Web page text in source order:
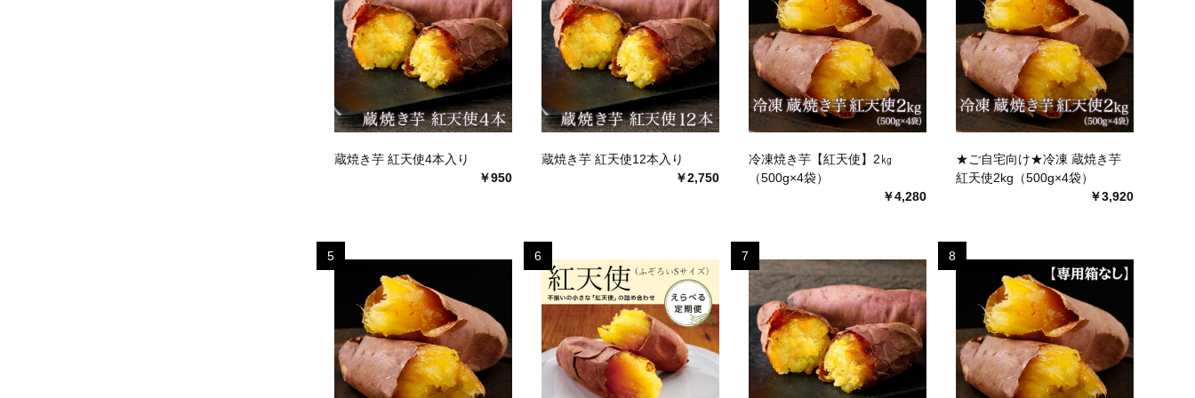
蔵焼き芋 紅天使4本入り
￥950
蔵焼き芋 紅天使12本入り
￥2,750
冷凍焼き芋【紅天使】2㎏
（500g×4袋）
￥4,280
★ご自宅向け★冷凍 蔵焼き芋
紅天使2kg（500g×4袋）
￥3,920
5 6 7 8